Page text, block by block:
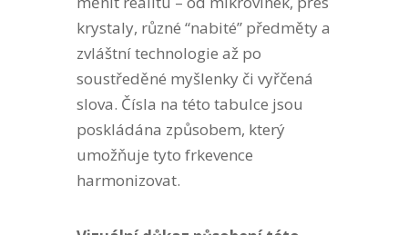
krystaly, různé “nabité” předměty a
zvláštní technologie až po
soustředěné myšlenky či vyřčená
slova. Čísla na této tabulce jsou
poskládána způsobem, který
umožňuje tyto frkevence
harmonizovat.